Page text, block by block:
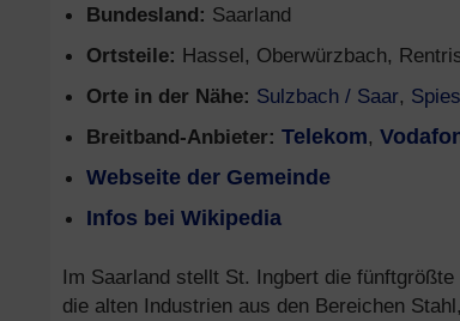
Bundesland: Saarland
Ortsteile: Hassel, Oberwürzbach,
Orte in der Nähe: Sulzbach / Saar,
Breitband-Anbieter: Telekom,
Webseite der Gemeinde
Infos bei Wikipedia
Im Saarland stellt St. Ingbert die
die alten Industrien aus den Bereichen